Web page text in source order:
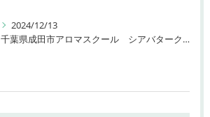
2024/12/13
千葉県成田市アロマスクール シアバタークリーム